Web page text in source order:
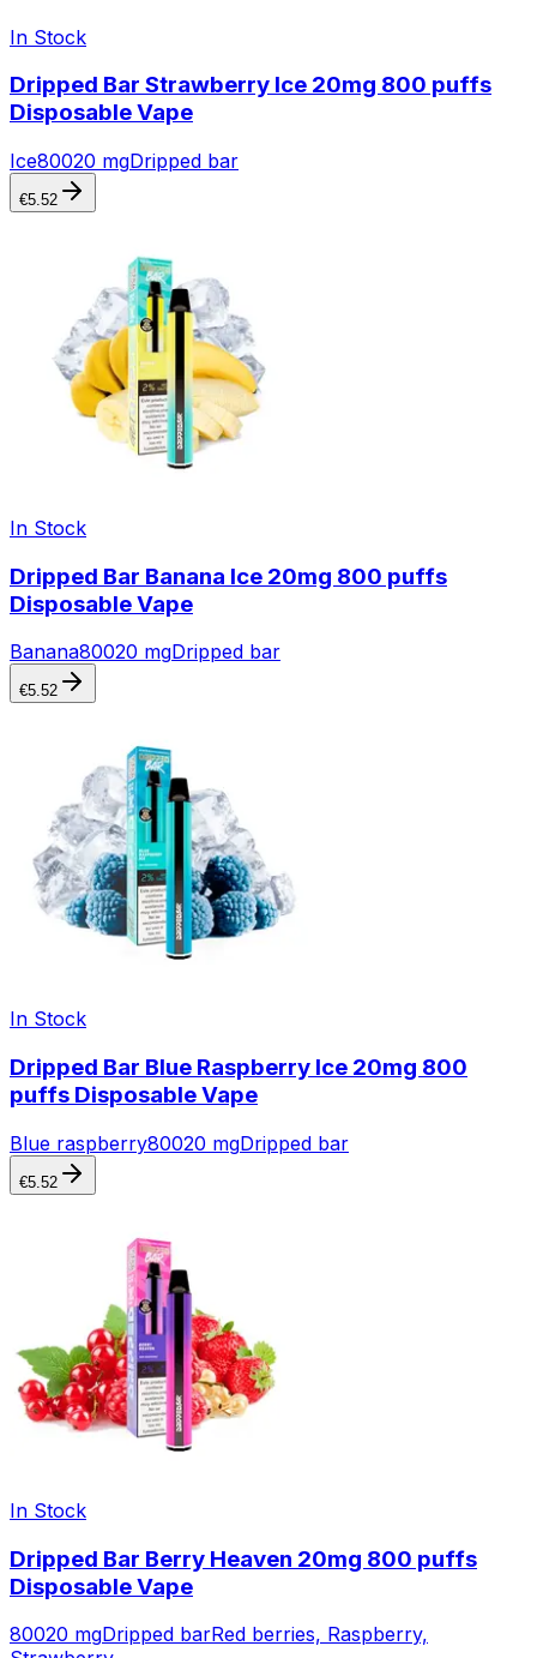
In Stock
Dripped Bar Strawberry Ice 20mg 800 puffs
Disposable Vape
Ice80020 mgDripped bar
€5.52
In Stock
Dripped Bar Banana Ice 20mg 800 puffs
Disposable Vape
Banana80020 mgDripped bar
€5.52
In Stock
Dripped Bar Blue Raspberry Ice 20mg 800
puffs Disposable Vape
Blue raspberry80020 mgDripped bar
€5.52
In Stock
Dripped Bar Berry Heaven 20mg 800 puffs
Disposable Vape
80020 mgDripped barRed berries, Raspberry,